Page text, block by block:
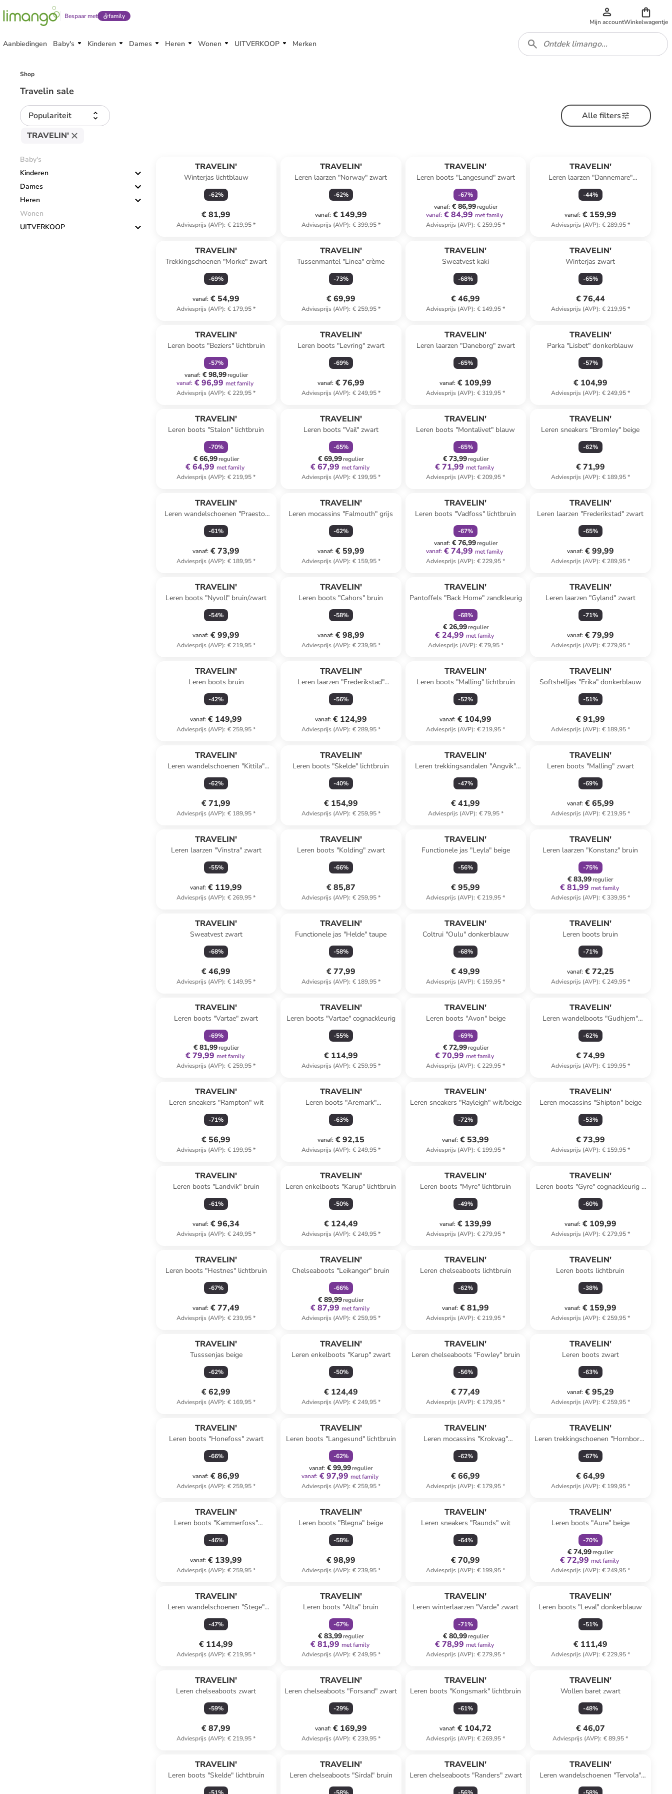
Bespaar met family
Mijn accountWinkelwagentje
Aanbiedingen Baby's Kinderen Dames Heren Wonen UITVERKOOP Merken
Shop
Travelin sale
Populariteit
Alle filters
TRAVELIN'
Baby's
Kinderen
Dames
Heren
Wonen
UITVERKOOP
TRAVELIN'
Winterjas lichtblauw
-62%
€ 81,99
Adviesprijs (AVP): € 219,95*
TRAVELIN'
Leren laarzen "Norway" zwart
-62%
vanaf: € 149,99
Adviesprijs (AVP): € 399,95*
TRAVELIN'
Leren boots "Langesund" zwart
-67%
vanaf: € 86,99regulier
vanaf: € 84,99 met family
Adviesprijs (AVP): € 259,95*
TRAVELIN'
Leren laarzen "Dannemare"
lichtbruin
-44%
vanaf: € 159,99
Adviesprijs (AVP): € 289,95*
TRAVELIN'
Trekkingschoenen "Morke" zwart
-69%
vanaf: € 54,99
Adviesprijs (AVP): € 179,95*
TRAVELIN'
Tussenmantel "Linea" crème
-73%
€ 69,99
Adviesprijs (AVP): € 259,95*
TRAVELIN'
Sweatvest kaki
-68%
€ 46,99
Adviesprijs (AVP): € 149,95*
TRAVELIN'
Winterjas zwart
-65%
€ 76,44
Adviesprijs (AVP): € 219,95*
TRAVELIN'
Leren boots "Beziers" lichtbruin
-57%
vanaf: € 98,99regulier
vanaf: € 96,99 met family
Adviesprijs (AVP): € 229,95*
TRAVELIN'
Leren boots "Levring" zwart
-69%
vanaf: € 76,99
Adviesprijs (AVP): € 249,95*
TRAVELIN'
Leren laarzen "Daneborg" zwart
-65%
vanaf: € 109,99
Adviesprijs (AVP): € 319,95*
TRAVELIN'
Parka "Lisbet" donkerblauw
-57%
€ 104,99
Adviesprijs (AVP): € 249,95*
TRAVELIN'
Leren boots "Stalon" lichtbruin
-70%
€ 66,99regulier
€ 64,99 met family
Adviesprijs (AVP): € 219,95*
TRAVELIN'
Leren boots "Vail" zwart
-65%
€ 69,99regulier
€ 67,99 met family
Adviesprijs (AVP): € 199,95*
TRAVELIN'
Leren boots "Montalivet" blauw
-65%
€ 73,99regulier
€ 71,99 met family
Adviesprijs (AVP): € 209,95*
TRAVELIN'
Leren sneakers "Bromley" beige
-62%
€ 71,99
Adviesprijs (AVP): € 189,95*
TRAVELIN'
Leren wandelschoenen "Praesto"
donkerblauw
-61%
vanaf: € 73,99
Adviesprijs (AVP): € 189,95*
TRAVELIN'
Leren mocassins "Falmouth" grijs
-62%
vanaf: € 59,99
Adviesprijs (AVP): € 159,95*
TRAVELIN'
Leren boots "Vadfoss" lichtbruin
-67%
vanaf: € 76,99regulier
vanaf: € 74,99 met family
Adviesprijs (AVP): € 229,95*
TRAVELIN'
Leren laarzen "Frederikstad" zwart
-65%
vanaf: € 99,99
Adviesprijs (AVP): € 289,95*
TRAVELIN'
Leren boots "Nyvoll" bruin/zwart
-54%
vanaf: € 99,99
Adviesprijs (AVP): € 219,95*
TRAVELIN'
Leren boots "Cahors" bruin
-58%
vanaf: € 98,99
Adviesprijs (AVP): € 239,95*
TRAVELIN'
Pantoffels "Back Home" zandkleurig
-68%
€ 26,99regulier
€ 24,99 met family
Adviesprijs (AVP): € 79,95*
TRAVELIN'
Leren laarzen "Gyland" zwart
-71%
vanaf: € 79,99
Adviesprijs (AVP): € 279,95*
TRAVELIN'
Leren boots bruin
-42%
vanaf: € 149,99
Adviesprijs (AVP): € 259,95*
TRAVELIN'
Leren laarzen "Frederikstad"
lichtbruin
-56%
vanaf: € 124,99
Adviesprijs (AVP): € 289,95*
TRAVELIN'
Leren boots "Malling" lichtbruin
-52%
vanaf: € 104,99
Adviesprijs (AVP): € 219,95*
TRAVELIN'
Softshelljas "Erika" donkerblauw
-51%
€ 91,99
Adviesprijs (AVP): € 189,95*
TRAVELIN'
Leren wandelschoenen "Kittila"
blauw/beige
-62%
€ 71,99
Adviesprijs (AVP): € 189,95*
TRAVELIN'
Leren boots "Skelde" lichtbruin
-40%
€ 154,99
Adviesprijs (AVP): € 259,95*
TRAVELIN'
Leren trekkingsandalen "Angvik"
zwart
-47%
€ 41,99
Adviesprijs (AVP): € 79,95*
TRAVELIN'
Leren boots "Malling" zwart
-69%
vanaf: € 65,99
Adviesprijs (AVP): € 219,95*
TRAVELIN'
Leren laarzen "Vinstra" zwart
-55%
vanaf: € 119,99
Adviesprijs (AVP): € 269,95*
TRAVELIN'
Leren boots "Kolding" zwart
-66%
€ 85,87
Adviesprijs (AVP): € 259,95*
TRAVELIN'
Functionele jas "Leyla" beige
-56%
€ 95,99
Adviesprijs (AVP): € 219,95*
TRAVELIN'
Leren laarzen "Konstanz" bruin
-75%
€ 83,99regulier
€ 81,99 met family
Adviesprijs (AVP): € 339,95*
TRAVELIN'
Sweatvest zwart
-68%
€ 46,99
Adviesprijs (AVP): € 149,95*
TRAVELIN'
Functionele jas "Helde" taupe
-58%
€ 77,99
Adviesprijs (AVP): € 189,95*
TRAVELIN'
Coltrui "Oulu" donkerblauw
-68%
€ 49,99
Adviesprijs (AVP): € 159,95*
TRAVELIN'
Leren boots bruin
-71%
vanaf: € 72,25
Adviesprijs (AVP): € 249,95*
TRAVELIN'
Leren boots "Vartae" zwart
-69%
€ 81,99regulier
€ 79,99 met family
Adviesprijs (AVP): € 259,95*
TRAVELIN'
Leren boots "Vartae" cognackleurig
-55%
€ 114,99
Adviesprijs (AVP): € 259,95*
TRAVELIN'
Leren boots "Avon" beige
-69%
€ 72,99regulier
€ 70,99 met family
Adviesprijs (AVP): € 229,95*
TRAVELIN'
Leren wandelboots "Gudhjem"
donkerblauw
-62%
€ 74,99
Adviesprijs (AVP): € 199,95*
TRAVELIN'
Leren sneakers "Rampton" wit
-71%
€ 56,99
Adviesprijs (AVP): € 199,95*
TRAVELIN'
Leren boots "Aremark"
bruin/lichtbruin
-63%
vanaf: € 92,15
Adviesprijs (AVP): € 249,95*
TRAVELIN'
Leren sneakers "Rayleigh" wit/beige
-72%
vanaf: € 53,99
Adviesprijs (AVP): € 199,95*
TRAVELIN'
Leren mocassins "Shipton" beige
-53%
€ 73,99
Adviesprijs (AVP): € 159,95*
TRAVELIN'
Leren boots "Landvik" bruin
-61%
vanaf: € 96,34
Adviesprijs (AVP): € 249,95*
TRAVELIN'
Leren enkelboots "Karup" lichtbruin
-50%
€ 124,49
Adviesprijs (AVP): € 249,95*
TRAVELIN'
Leren boots "Myre" lichtbruin
-49%
vanaf: € 139,99
Adviesprijs (AVP): € 279,95*
TRAVELIN'
Leren boots "Gyre" cognackleurig -
Weite S
-60%
vanaf: € 109,99
Adviesprijs (AVP): € 279,95*
TRAVELIN'
Leren boots "Hestnes" lichtbruin
-67%
vanaf: € 77,49
Adviesprijs (AVP): € 239,95*
TRAVELIN'
Chelseaboots "Leikanger" bruin
-66%
€ 89,99regulier
€ 87,99 met family
Adviesprijs (AVP): € 259,95*
TRAVELIN'
Leren chelseaboots lichtbruin
-62%
vanaf: € 81,99
Adviesprijs (AVP): € 219,95*
TRAVELIN'
Leren boots lichtbruin
-38%
vanaf: € 159,99
Adviesprijs (AVP): € 259,95*
TRAVELIN'
Tusssenjas beige
-62%
€ 62,99
Adviesprijs (AVP): € 169,95*
TRAVELIN'
Leren enkelboots "Karup" zwart
-50%
€ 124,49
Adviesprijs (AVP): € 249,95*
TRAVELIN'
Leren chelseaboots "Fowley" bruin
-56%
€ 77,49
Adviesprijs (AVP): € 179,95*
TRAVELIN'
Leren boots zwart
-63%
vanaf: € 95,29
Adviesprijs (AVP): € 259,95*
TRAVELIN'
Leren boots "Honefoss" zwart
-66%
vanaf: € 86,99
Adviesprijs (AVP): € 259,95*
TRAVELIN'
Leren boots "Langesund" lichtbruin
-62%
vanaf: € 99,99regulier
vanaf: € 97,99 met family
Adviesprijs (AVP): € 259,95*
TRAVELIN'
Leren mocassins "Krokvag"
donkerblauw
-62%
€ 66,99
Adviesprijs (AVP): € 179,95*
TRAVELIN'
Leren trekkingschoenen "Hornborg"
bruin
-67%
€ 64,99
Adviesprijs (AVP): € 199,95*
TRAVELIN'
Leren boots "Kammerfoss"
lichtbruin
-46%
vanaf: € 139,99
Adviesprijs (AVP): € 259,95*
TRAVELIN'
Leren boots "Blegna" beige
-58%
€ 98,99
Adviesprijs (AVP): € 239,95*
TRAVELIN'
Leren sneakers "Raunds" wit
-64%
€ 70,99
Adviesprijs (AVP): € 199,95*
TRAVELIN'
Leren boots "Aure" beige
-70%
€ 74,99regulier
€ 72,99 met family
Adviesprijs (AVP): € 249,95*
TRAVELIN'
Leren wandelschoenen "Stege"
lichtbruin
-47%
€ 114,99
Adviesprijs (AVP): € 219,95*
TRAVELIN'
Leren boots "Alta" bruin
-67%
€ 83,99regulier
€ 81,99 met family
Adviesprijs (AVP): € 249,95*
TRAVELIN'
Leren winterlaarzen "Varde" zwart
-71%
€ 80,99regulier
€ 78,99 met family
Adviesprijs (AVP): € 279,95*
TRAVELIN'
Leren boots "Leval" donkerblauw
-51%
€ 111,49
Adviesprijs (AVP): € 229,95*
TRAVELIN'
Leren chelseaboots zwart
-59%
€ 87,99
Adviesprijs (AVP): € 219,95*
TRAVELIN'
Leren chelseaboots "Forsand" zwart
-29%
vanaf: € 169,99
Adviesprijs (AVP): € 239,95*
TRAVELIN'
Leren boots "Kongsmark" lichtbruin
-61%
vanaf: € 104,72
Adviesprijs (AVP): € 269,95*
TRAVELIN'
Wollen baret zwart
-48%
€ 46,07
Adviesprijs (AVP): € 89,95*
TRAVELIN'
Leren boots "Skelde" lichtbruin
TRAVELIN'
Leren chelseaboots "Sirdal" bruin
TRAVELIN'
Leren chelseaboots "Randers" zwart
TRAVELIN'
Leren wandelschoenen "Tervola"
lichtbruin